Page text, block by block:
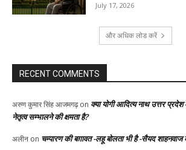
July 17, 2026
और अधिक लोड करें
RECENT COMMENTS
अरुण कुमार सिंह आजमगढ़on क्या योगी आदित्य नाथ उत्तर
नेतृत्व सम्भालने की क्षमता है?
अलीन on चम्पारण की बग़ावत -लहू बोलता भी है -सैयद शाहनवाज